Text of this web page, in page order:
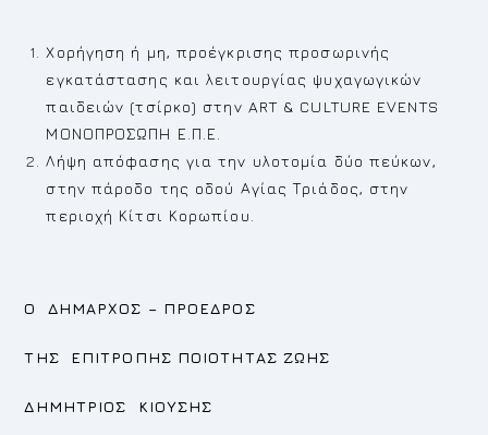
Χορήγηση ή μη, προέγκρισης προσωρινής
εγκατάστασης και λειτουργίας ψυχαγωγικών
παιδειών (τσίρκο) στην ART & CULTURE EVENTS
ΜΟΝΟΠΡΟΣΩΠΗ Ε.Π.Ε.
Λήψη απόφασης για την υλοτομία δύο πεύκων,
στην πάροδο της οδού Αγίας Τριάδος, στην
περιοχή Κίτσι Κορωπίου.
Ο ΔΗΜΑΡΧΟΣ – ΠΡΟΕΔΡΟΣ
ΤΗΣ ΕΠΙΤΡΟΠΗΣ ΠΟΙΟΤΗΤΑΣ ΖΩΗΣ
ΔΗΜΗΤΡΙΟΣ ΚΙΟΥΣΗΣ